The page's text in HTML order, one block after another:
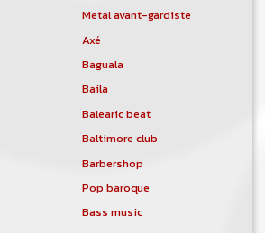
Metal avant-gardiste
Axé
Baguala
Baila
Balearic beat
Baltimore club
Barbershop
Pop baroque
Bass music